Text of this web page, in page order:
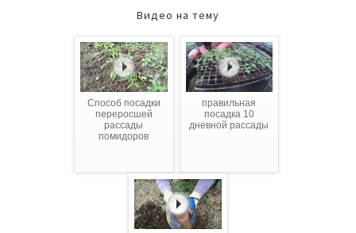
Видео на тему
Способ посадки
переросшей
рассады
помидоров
правильная
посадка 10
дневной рассады